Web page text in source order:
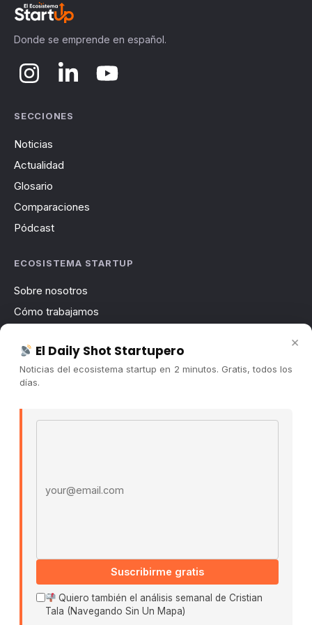
Donde se emprende en español.
SECCIONES
Noticias
Actualidad
Glosario
Comparaciones
Pódcast
ECOSISTEMA STARTUP
Sobre nosotros
Cómo trabajamos
Contacto
Publicidad
Es La Hora de Aprender ↗
Políticas De Privacidad · Términos De Uso
×
El Daily Shot Startupero
Noticias del ecosistema startup en 2 minutos. Gratis, todos los
días.
Suscribirme gratis
Quiero también el análisis semanal de Cristian
Tala (Navegando Sin Un Mapa)